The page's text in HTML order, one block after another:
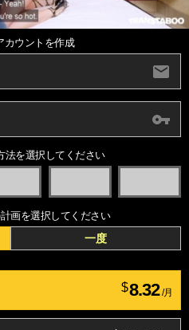
カウントを作成
法を選択してください
画を選択してください
一度
$8.32 /月